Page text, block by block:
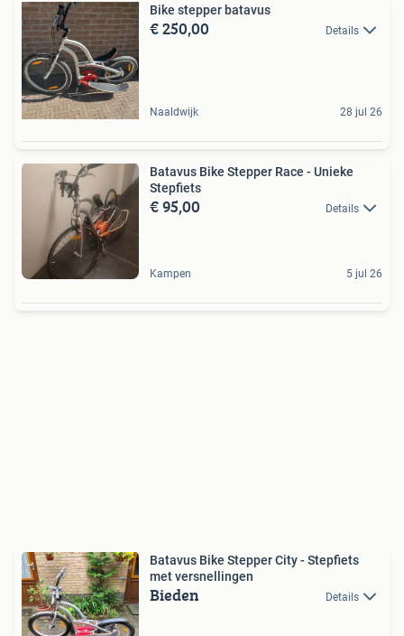
Bike stepper batavus
€ 250,00 Details
Naaldwijk 28 jul 26
Batavus Bike Stepper Race - Unieke
Stepfiets
€ 95,00 Details
Kampen 5 jul 26
Batavus Bike Stepper City - Stepfiets
met versnellingen
Bieden Details